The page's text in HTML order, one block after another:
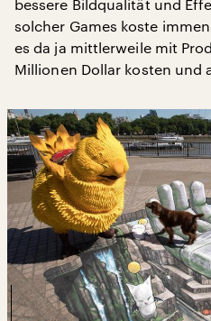
bessere Bildqualität und
solcher Games koste
es da ja mittlerweile mit
Millionen Dollar kosten und